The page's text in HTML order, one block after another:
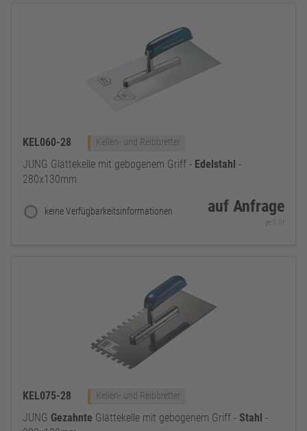
KEL060-28 Kellen- und Reibbretter
JUNG Glättekelle mit gebogenem Griff - Edelstahl -
280x130mm
keine Verfügbarkeitsinformationen auf Anfrage
je 1 St
KEL075-28 Kellen- und Reibbretter
JUNG Gezahnte Glättekelle mit gebogenem Griff - Stahl -